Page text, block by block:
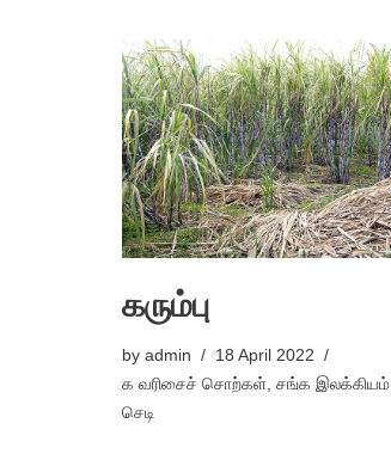
கரும்பு
by admin
18 April 2022
க வரிசைச் சொற்கள் சங்க இலக்கியம்
செடி